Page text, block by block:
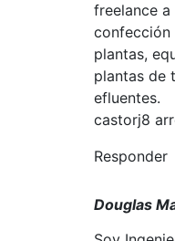
freelance a
confección
plantas,
plantas de
efluentes.
castorj8
Responder
Douglas